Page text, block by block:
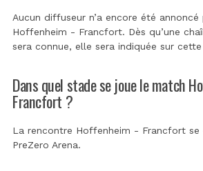
Aucun diffuseur n’a encore été
Hoffenheim - Francfort. Dès qu’une
sera connue, elle sera indiquée sur
Dans quel stade se joue le match
Francfort ?
La rencontre Hoffenheim - Francfort se
PreZero Arena.